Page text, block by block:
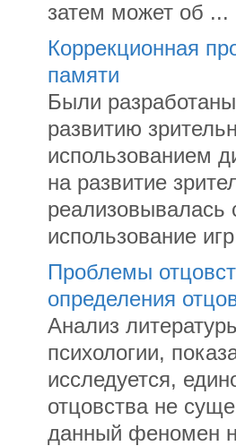
затем может об ...
Коррекционная
памяти
Были
развитию
использованием
на развитие
реализовывалась
использование
Проблемы
определения
Анализ
психологии,
исследуется,
отцовства не
данный феномен